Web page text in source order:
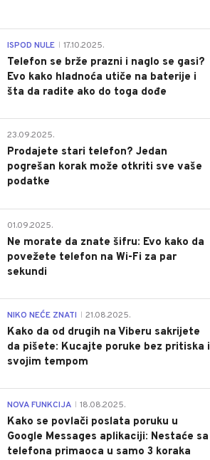
ISPOD NULE 17.10.2025.
Telefon se brže prazni i naglo se gasi?
Evo kako hladnoća utiče na baterije i
šta da radite ako do toga dođe
23.09.2025.
Prodajete stari telefon? Jedan
pogrešan korak može otkriti sve vaše
podatke
01.09.2025.
Ne morate da znate šifru: Evo kako da
povežete telefon na Wi-Fi za par
sekundi
NIKO NEĆE ZNATI 21.08.2025.
Kako da od drugih na Viberu sakrijete
da pišete: Kucajte poruke bez pritiska i
svojim tempom
NOVA FUNKCIJA 18.08.2025.
Kako se povlači poslata poruku u
Google Messages aplikaciji: Nestaće sa
telefona primaoca u samo 3 koraka